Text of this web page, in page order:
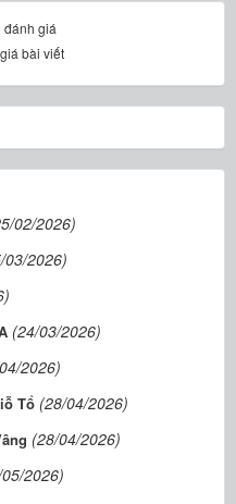
đánh giá
bài viết
02/2026)
03/2026)
(24/03/2026)
2026)
Tổ (28/04/2026)
(28/04/2026)
2026)